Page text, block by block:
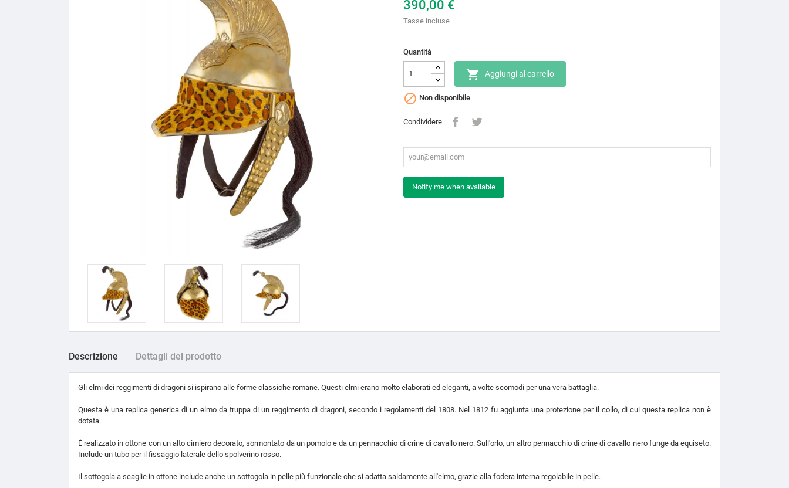
390,00 €
Tasse incluse
Quantità
 Aggiungi al carrello
 Non disponibile
Condividere
Notify me when available
Descrizione Dettagli del prodotto
Gli elmi dei reggimenti di dragoni si ispirano alle forme classiche romane. Questi elmi erano molto elaborati ed eleganti, a volte scomodi per una vera battaglia.
Questa è una replica generica di un elmo da truppa di un reggimento di dragoni, secondo i regolamenti del 1808. Nel 1812 fu aggiunta una protezione per il collo, di cui questa replica non è
dotata.
È realizzato in ottone con un alto cimiero decorato, sormontato da un pomolo e da un pennacchio di crine di cavallo nero. Sull'orlo, un altro pennacchio di crine di cavallo nero funge da equiseto.
Include un tubo per il fissaggio laterale dello spolverino rosso.
Il sottogola a scaglie in ottone include anche un sottogola in pelle più funzionale che si adatta saldamente all'elmo, grazie alla fodera interna regolabile in pelle.